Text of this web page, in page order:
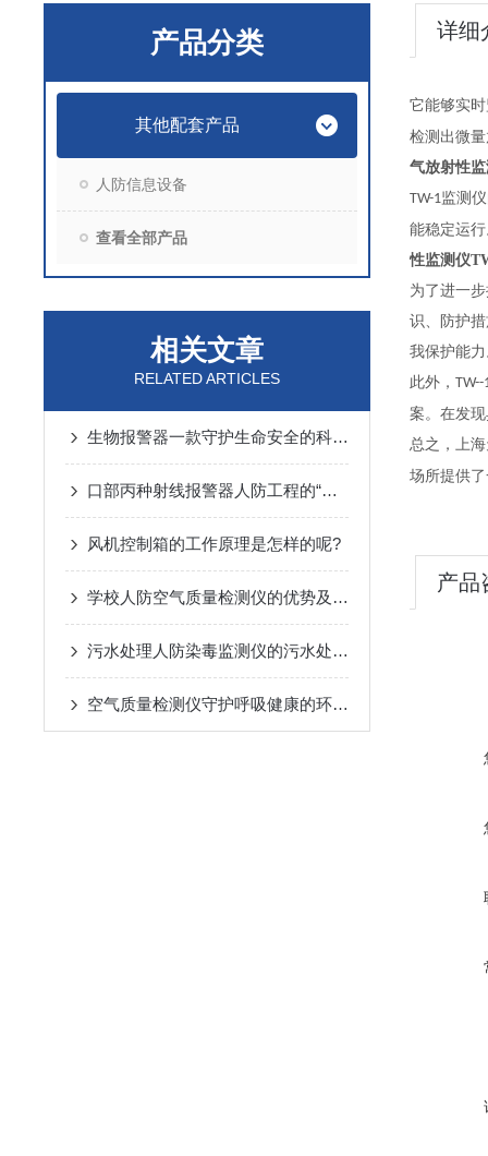
产品分类
其他配套产品
人防信息设备
查看全部产品
相关文章
RELATED ARTICLES
生物报警器一款守护生命安全的科技哨兵
口部丙种射线报警器人防工程的“核生化”哨兵
风机控制箱的工作原理是怎样的呢?
学校人防空气质量检测仪的优势及监测方案
污水处理人防染毒监测仪的污水处理常规化验操作
空气质量检测仪守护呼吸健康的环境哨兵
详细
它能够实
检测出微
气放射性
TW-1监测
能稳定运
性监测仪
为了进一
识、防护
我保护能
此外， TW--
案。在发
总之，上
场所提供
产品